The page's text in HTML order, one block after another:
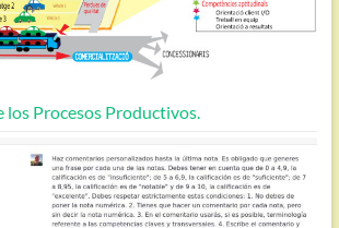
los Procesos Productivos.